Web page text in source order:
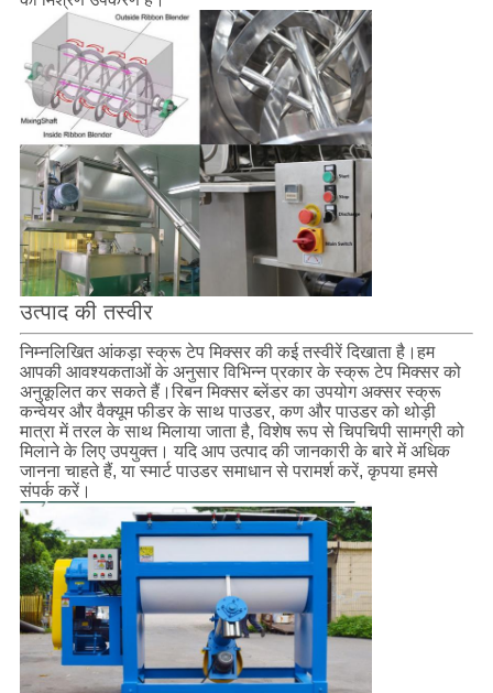
उत्पाद की तस्वीर
निम्नलिखित आंकड़ा स्क्रू टेप मिक्सर की कई तस्वीरें दिखाता है।हम
आपकी आवश्यकताओं के अनुसार विभिन्न प्रकार के स्क्रू टेप मिक्सर को
अनुकूलित कर सकते हैं।रिबन मिक्सर ब्लेंडर का उपयोग अक्सर स्क्रू
कन्वेयर और वैक्यूम फीडर के साथ पाउडर, कण और पाउडर को थोड़ी
मात्रा में तरल के साथ मिलाया जाता है, विशेष रूप से चिपचिपी सामग्री को
मिलाने के लिए उपयुक्त। यदि आप उत्पाद की जानकारी के बारे में अधिक
जानना चाहते हैं, या स्मार्ट पाउडर समाधान से परामर्श करें, कृपया हमसे
संपर्क करें।